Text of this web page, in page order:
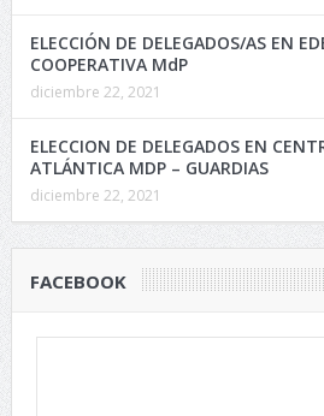
ELECCIÓN DE DELEGADOS/AS EN
COOPERATIVA MdP
diciembre 22, 2021
ELECCION DE DELEGADOS EN
ATLÁNTICA MDP – GUARDIAS
diciembre 22, 2021
FACEBOOK